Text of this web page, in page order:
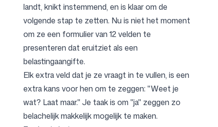
landt, knikt instemmend, en is klaar om de
volgende stap te zetten. Nu is niet het moment
om ze een formulier van 12 velden te
presenteren dat eruitziet als een
belastingaangifte.
Elk extra veld dat je ze vraagt in te vullen, is een
extra kans voor hen om te zeggen: "Weet je
wat? Laat maar." Je taak is om "ja" zeggen zo
belachelijk makkelijk mogelijk te maken.